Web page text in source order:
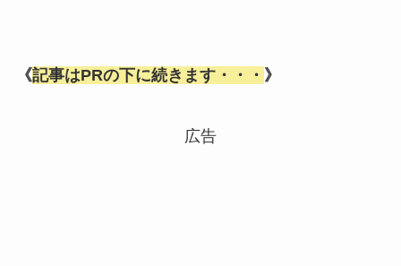
《記事はPRの下に続きます・・・ 》
広告